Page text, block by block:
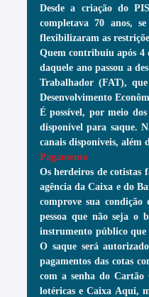
Desde a criação do
completava 70 anos,
flexibilizaram as
Quem contribuiu após 4
daquele ano passou a
Trabalhador (FAT),
Desenvolvimento
É possível, por meio
disponível para saque.
canais disponíveis, além
Pagamento
Os herdeiros de cotistas
agência da Caixa e do
comprove sua
pessoa que não seja o
instrumento público que
O saque será
pagamentos das cotas
com a senha do Cartão
lotéricas e Caixa Aqui,